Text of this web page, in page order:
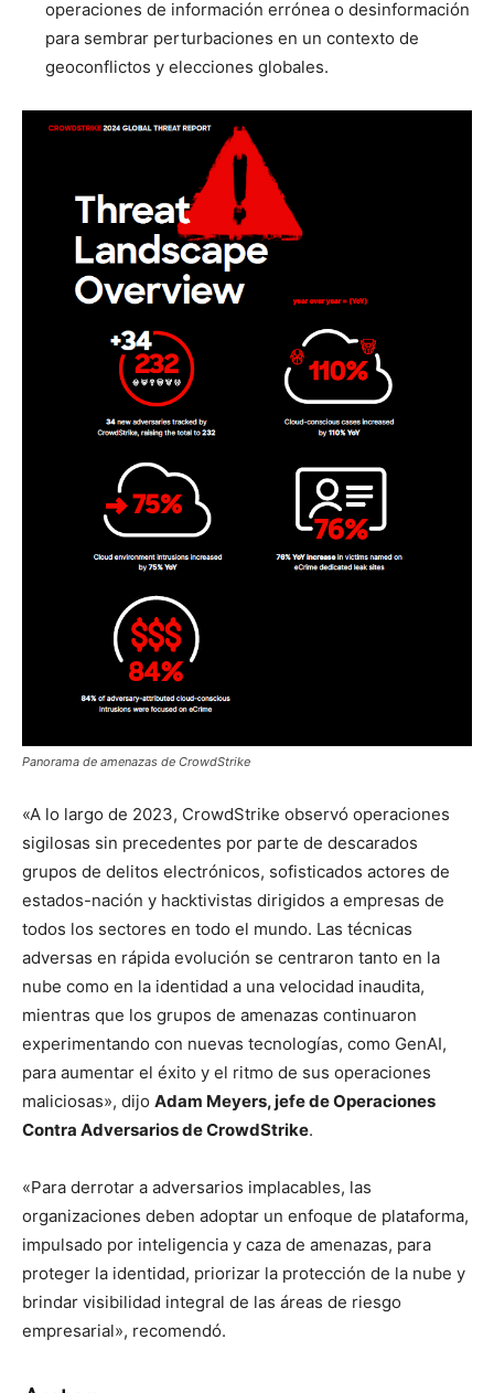
operaciones de información errónea o desinformación
para sembrar perturbaciones en un contexto de
geoconflictos y elecciones globales.
Panorama de amenazas de CrowdStrike
«A lo largo de 2023, CrowdStrike observó operaciones
sigilosas sin precedentes por parte de descarados
grupos de delitos electrónicos, sofisticados actores de
estados-nación y hacktivistas dirigidos a empresas de
todos los sectores en todo el mundo. Las técnicas
adversas en rápida evolución se centraron tanto en la
nube como en la identidad a una velocidad inaudita,
mientras que los grupos de amenazas continuaron
experimentando con nuevas tecnologías, como GenAI,
para aumentar el éxito y el ritmo de sus operaciones
maliciosas», dijo Adam Meyers, jefe de Operaciones
Contra Adversarios de CrowdStrike.
«Para derrotar a adversarios implacables, las
organizaciones deben adoptar un enfoque de plataforma,
impulsado por inteligencia y caza de amenazas, para
proteger la identidad, priorizar la protección de la nube y
brindar visibilidad integral de las áreas de riesgo
empresarial», recomendó.